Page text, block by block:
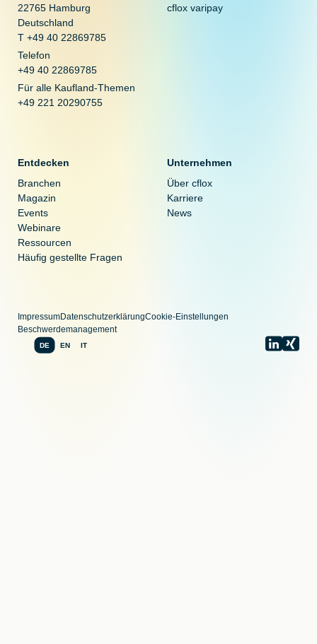
22765 Hamburg
Deutschland
T +49 40 22869785
Telefon
+49 40 22869785
Für alle Kaufland-Themen
+49 221 20290755
cflox varipay
Entdecken
Branchen
Magazin
Events
Webinare
Ressourcen
Häufig gestellte Fragen
Unternehmen
Über cflox
Karriere
News
DE EN IT
ImpressumDatenschutzerklärungCookie-Einstellungen
Beschwerdemanagement